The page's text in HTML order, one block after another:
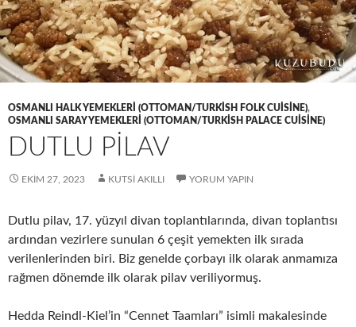
OSMANLI HALK YEMEKLERI (OTTOMAN/TURKISH FOLK CUISINE),
OSMANLI SARAY YEMEKLERI (OTTOMAN/TURKISH PALACE CUISINE)
DUTLU PİLAV
EKIM 27, 2023 KUTSI AKILLI YORUM YAPIN
Dutlu pilav, 17. yüzyıl divan toplantılarında, divan toplantısı
ardından vezirlere sunulan 6 çeşit yemekten ilk sırada
verilenlerinden biri. Biz genelde çorbayı ilk olarak anmamıza
rağmen dönemde ilk olarak pilav veriliyormuş.
Hedda Reindl-Kiel’in “Cennet Taamları” isimli makalesinde